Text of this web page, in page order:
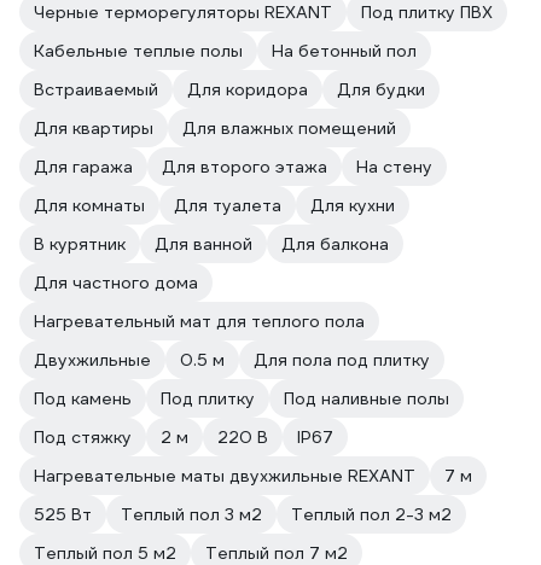
Черные терморегуляторы REXANT
Под плитку ПВХ
Кабельные теплые полы
На бетонный пол
Встраиваемый
Для коридора
Для будки
Для квартиры
Для влажных помещений
Для гаража
Для второго этажа
На стену
Для комнаты
Для туалета
Для кухни
В курятник
Для ванной
Для балкона
Для частного дома
Нагревательный мат для теплого пола
Двухжильные
0.5 м
Для пола под плитку
Под камень
Под плитку
Под наливные полы
Под стяжку
2 м 220 В
IP67
Нагревательные маты двухжильные REXANT
7 м
525 Вт
Теплый пол 3 м2
Теплый пол 2-3 м2
Теплый пол 5 м2
Теплый пол 7 м2